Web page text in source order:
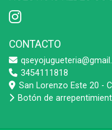
CONTACTO
3454111818
San Lorenzo Este 20 -
Botón de